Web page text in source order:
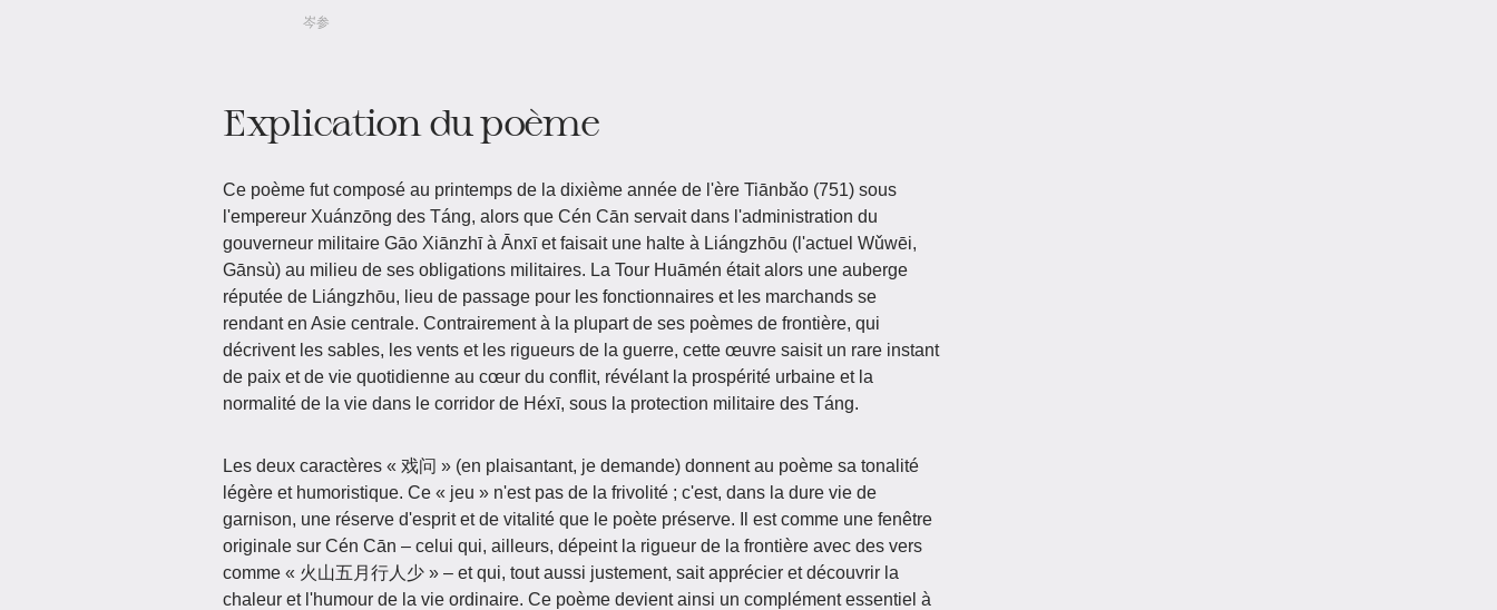
岑参
Explication du poème
Ce poème fut composé au printemps de la dixième année de l'ère Tiānbǎo (751) sous
l'empereur Xuánzōng des Táng, alors que Cén Cān servait dans l'administration du
gouverneur militaire Gāo Xiānzhī à Ānxī et faisait une halte à Liángzhōu (l'actuel Wǔwēi,
Gānsù) au milieu de ses obligations militaires. La Tour Huāmén était alors une auberge
réputée de Liángzhōu, lieu de passage pour les fonctionnaires et les marchands se
rendant en Asie centrale. Contrairement à la plupart de ses poèmes de frontière, qui
décrivent les sables, les vents et les rigueurs de la guerre, cette œuvre saisit un rare instant
de paix et de vie quotidienne au cœur du conflit, révélant la prospérité urbaine et la
normalité de la vie dans le corridor de Héxī, sous la protection militaire des Táng.
Les deux caractères « 戏问 » (en plaisantant, je demande) donnent au poème sa tonalité
légère et humoristique. Ce « jeu » n'est pas de la frivolité ; c'est, dans la dure vie de
garnison, une réserve d'esprit et de vitalité que le poète préserve. Il est comme une fenêtre
originale sur Cén Cān – celui qui, ailleurs, dépeint la rigueur de la frontière avec des vers
comme « 火山五月行人少 » – et qui, tout aussi justement, sait apprécier et découvrir la
chaleur et l'humour de la vie ordinaire. Ce poème devient ainsi un complément essentiel à